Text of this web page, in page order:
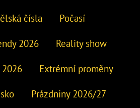
čísla Počasí
2026 Reality show
2026 Extrémní proměny
Prázdniny 2026/27